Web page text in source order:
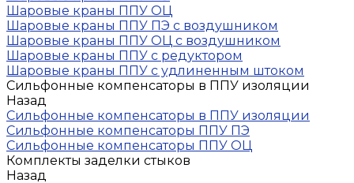
Шаровые краны ППУ ОЦ
Шаровые краны ППУ ПЭ с воздушником
Шаровые краны ППУ ОЦ с воздушником
Шаровые краны ППУ с редуктором
Шаровые краны ППУ с удлиненным штоком
Сильфонные компенсаторы в ППУ изоляции
Назад
Сильфонные компенсаторы в ППУ изоляции
Сильфонные компенсаторы ППУ ПЭ
Сильфонные компенсаторы ППУ ОЦ
Комплекты заделки стыков
Назад